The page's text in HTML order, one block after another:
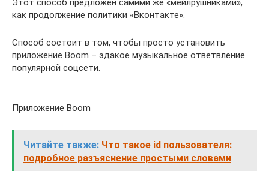
Этот способ предложен самими же «мейлрушниками»,
как продолжение политики «Вконтакте».
Способ состоит в том, чтобы просто установить
приложение Boom – эдакое музыкальное ответвление
популярной соцсети.
Приложение Boom
Читайте также: Что такое id пользователя:
подробное разъяснение простыми словами